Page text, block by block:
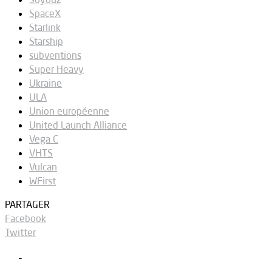
SpaceX
Starlink
Starship
subventions
Super Heavy
Ukraine
ULA
Union européenne
United Launch Alliance
Vega C
VHTS
Vulcan
WFirst
PARTAGER
Facebook
Twitter